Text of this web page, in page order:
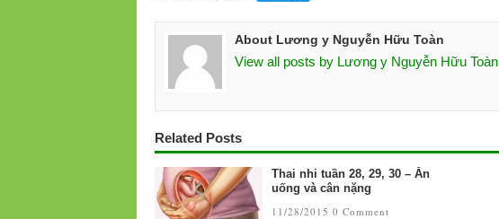
About Lương y Nguyễn Hữu Toàn
View all posts by Lương y Nguyễn Hữu Toàn
Related Posts
Thai nhi tuần 28, 29, 30 – Ăn
uống và cân nặng
11/28/2015 0 Comment